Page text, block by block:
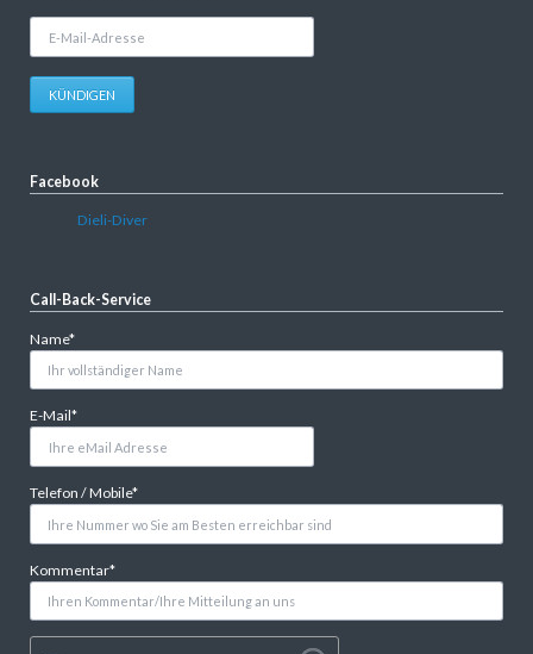
Adresse
KÜNDIGEN
Facebook
Dieli-Diver
Call-Back-Service
Pflichtfeld
Name*
Pflichtfeld
E-Mail*
Pflichtfeld
Telefon / Mobile*
Pflichtfeld
Kommentar*